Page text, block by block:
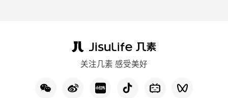
关注几素 感受美好